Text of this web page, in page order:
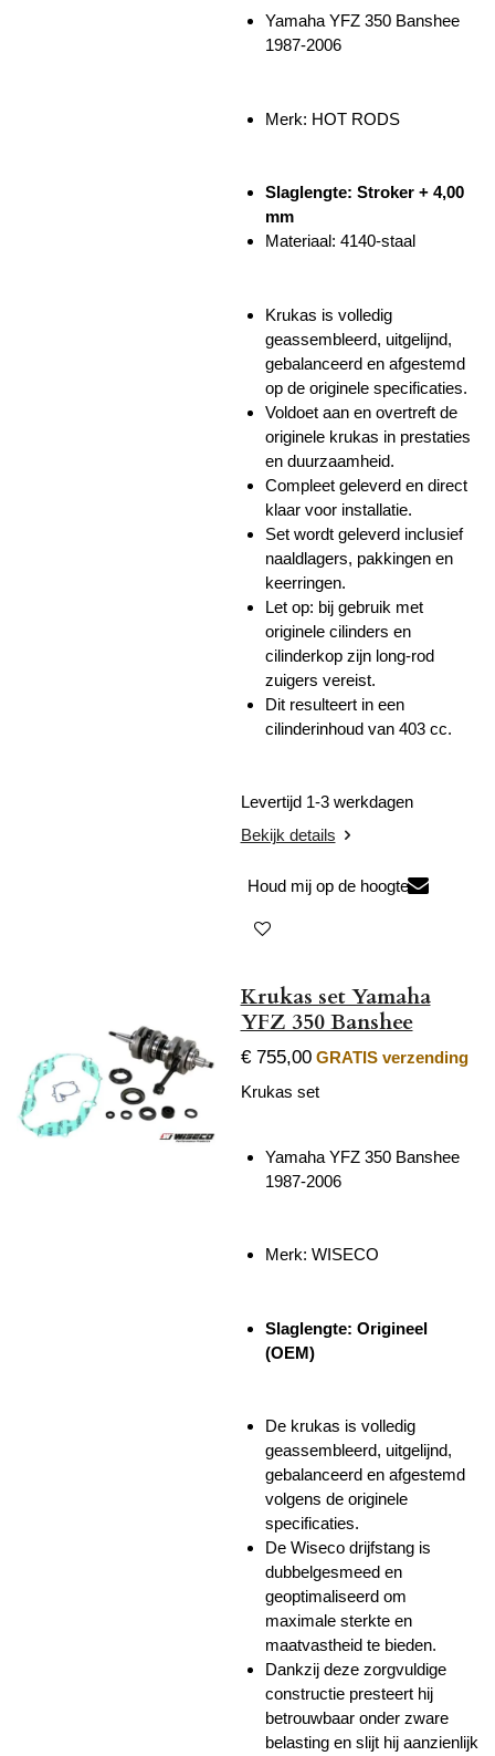
Yamaha YFZ 350 Banshee
1987-2006
Merk: HOT RODS
Slaglengte: Stroker + 4,00
mm
Materiaal: 4140-staal
Krukas is volledig
geassembleerd, uitgelijnd,
gebalanceerd en afgestemd
op de originele specificaties.
Voldoet aan en overtreft de
originele krukas in prestaties
en duurzaamheid.
Compleet geleverd en direct
klaar voor installatie.
Set wordt geleverd inclusief
naaldlagers, pakkingen en
keerringen.
Let op: bij gebruik met
originele cilinders en
cilinderkop zijn long-rod
zuigers vereist.
Dit resulteert in een
cilinderinhoud van 403 cc.
Levertijd 1-3 werkdagen
Bekijk details
Houd mij op de hoogte
Krukas set Yamaha
YFZ 350 Banshee
€ 755,00 GRATIS verzending
Krukas set
Yamaha YFZ 350 Banshee
1987-2006
Merk: WISECO
Slaglengte: Origineel
(OEM)
De krukas is volledig
geassembleerd, uitgelijnd,
gebalanceerd en afgestemd
volgens de originele
specificaties.
De Wiseco drijfstang is
dubbelgesmeed en
geoptimaliseerd om
maximale sterkte en
maatvastheid te bieden.
Dankzij deze zorgvuldige
constructie presteert hij
betrouwbaar onder zware
belasting en slijt hij aanzienlijk